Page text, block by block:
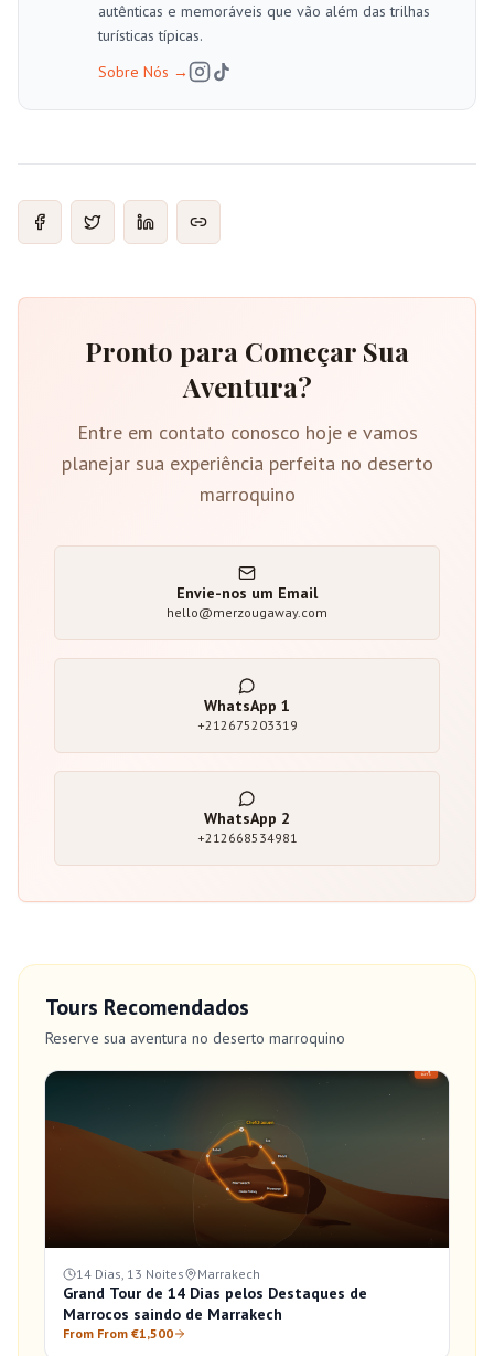
autênticas e memoráveis que vão além das trilhas
turísticas típicas.
Sobre Nós →
Pronto para Começar Sua
Aventura?
Entre em contato conosco hoje e vamos
planejar sua experiência perfeita no deserto
marroquino
Envie-nos um Email
hello@merzougaway.com
WhatsApp 1
+212675203319
WhatsApp 2
+212668534981
Tours Recomendados
Reserve sua aventura no deserto marroquino
14 Dias, 13 Noites Marrakech
Grand Tour de 14 Dias pelos Destaques de
Marrocos saindo de Marrakech
From From €1,500